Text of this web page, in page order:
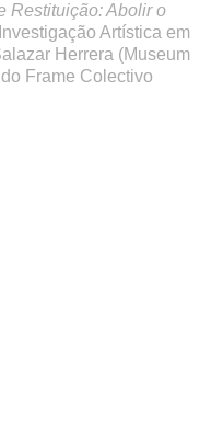
Restituição: Abolir o
Artística em
Herrera (Museum
Frame Colectivo